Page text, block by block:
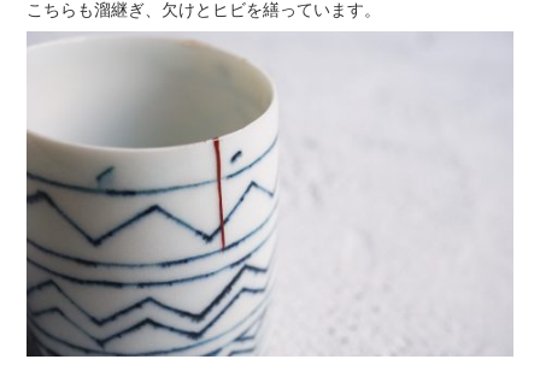
こちらも溜継ぎ、欠けとヒビを繕っています。